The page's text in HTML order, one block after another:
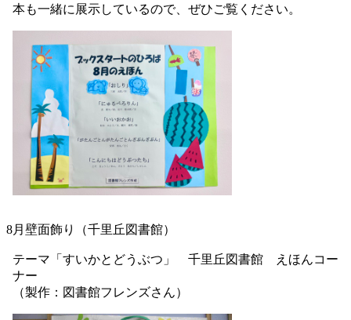
本も一緒に展示しているので、ぜひご覧ください。
8月壁面飾り（千里丘図書館）
テーマ「すいかとどうぶつ」 千里丘図書館 えほんコー
ナー
（製作：図書館フレンズさん）